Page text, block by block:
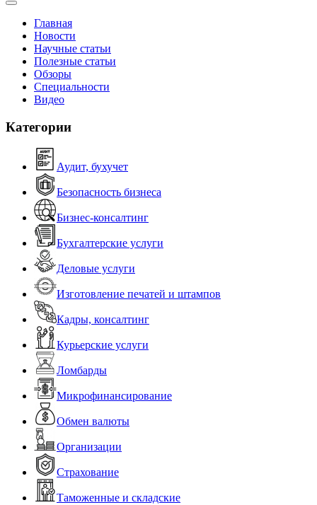
Главная
Новости
Научные статьи
Полезные статьи
Обзоры
Специальности
Видео
Категории
Аудит, бухучет
Безопасность бизнеса
Бизнес-консалтинг
Бухгалтерские услуги
Деловые услуги
Изготовление печатей и штампов
Кадры, консалтинг
Курьерские услуги
Ломбарды
Микрофинансирование
Обмен валюты
Организации
Страхование
Таможенные и складские